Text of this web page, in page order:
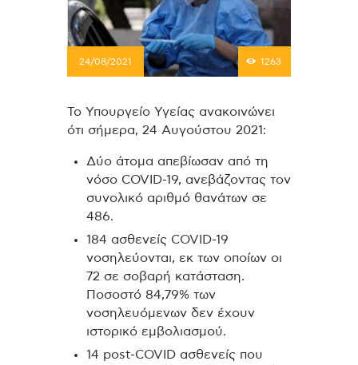
24/08/2021 1263
Το Υπουργείο Υγείας ανακοινώνει
ότι σήμερα, 24 Αυγούστου 2021:
Δύο άτομα απεβίωσαν από τη
νόσο COVID-19, ανεβάζοντας τον
συνολικό αριθμό θανάτων σε
486.
184 ασθενείς COVID-19
νοσηλεύονται, εκ των οποίων οι
72 σε σοβαρή κατάσταση.
Ποσοστό 84,79% των
νοσηλευόμενων δεν έχουν
ιστορικό εμβολιασμού.
14 post-COVID ασθενείς που